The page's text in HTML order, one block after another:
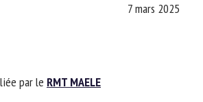
7 mars 2025
par leRMT MAELE
remplir le formulaire ci-dessous pour vous